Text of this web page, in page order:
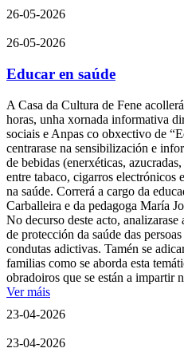
26-05-2026
26-05-2026
Educar en saúde
A Casa da Cultura de Fene
horas, unha xornada informativa
sociais e Anpas co obxectivo de
centrarase na sensibilización e
de bebidas (enerxéticas,
entre tabaco, cigarros electrónicos
na saúde. Correrá a cargo da
Carballeira e da pedagoga María
No decurso deste acto,
de protección da saúde das
condutas adictivas. Tamén se
familias como se aborda esta
obradoiros que se están a impartir
Ver máis
23-04-2026
23-04-2026